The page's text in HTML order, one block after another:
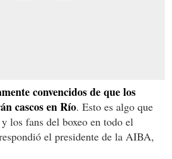
convencidos de que los
cascos en Río. Esto es algo que
los fans del boxeo en todo el
el presidente de la AIBA,